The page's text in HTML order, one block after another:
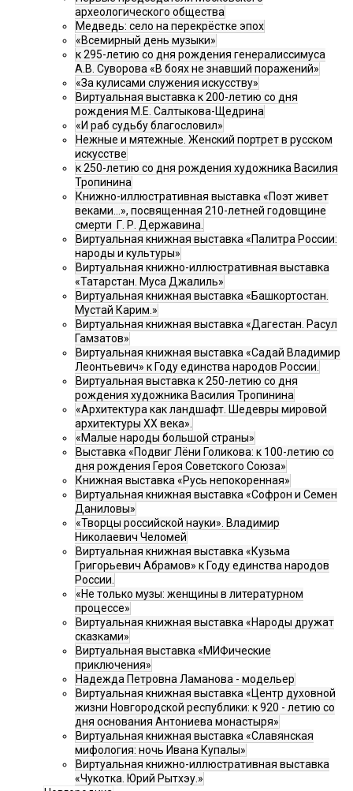
археологического общества
Медведь: село на перекрёстке эпох
«Всемирный день музыки»
к 295-летию со дня рождения генералиссимуса
А.В. Суворова «В боях не знавший поражений»
«За кулисами служения искусству»
Виртуальная выставка к 200-летию со дня
рождения М.Е. Салтыкова-Щедрина
«И раб судьбу благословил»
Нежные и мятежные. Женский портрет в русском
искусстве
к 250-летию со дня рождения художника Василия
Тропинина
Книжно-иллюстративная выставка «Поэт живет
веками…», посвященная 210-летней годовщине
смерти Г. Р. Державина.
Виртуальная книжная выставка «Палитра России:
народы и культуры»
Виртуальная книжно-иллюстративная выставка
«Татарстан. Муса Джалиль»
Виртуальная книжная выставка «Башкортостан.
Мустай Карим.»
Виртуальная книжная выставка «Дагестан. Расул
Гамзатов»
Виртуальная книжная выставка «Садай Владимир
Леонтьевич» к Году единства народов России.
Виртуальная выставка к 250-летию со дня
рождения художника Василия Тропинина
«Архитектура как ландшафт. Шедевры мировой
архитектуры XX века».
«Малые народы большой страны»
Выставка «Подвиг Лёни Голикова: к 100-летию со
дня рождения Героя Советского Союза»
Книжная выставка «Русь непокоренная»
Виртуальная книжная выставка «Софрон и Семен
Даниловы»
«Творцы российской науки». Владимир
Николаевич Челомей
Виртуальная книжная выставка «Кузьма
Григорьевич Абрамов» к Году единства народов
России.
«Не только музы: женщины в литературном
процессе»
Виртуальная книжная выставка «Народы дружат
сказками»
Виртуальная выставка «МИФические
приключения»
Надежда Петровна Ламанова - модельер
Виртуальная книжная выставка «Центр духовной
жизни Новгородской республики: к 920 - летию со
дня основания Антониева монастыря»
Виртуальная книжная выставка «Славянская
мифология: ночь Ивана Купалы»
Виртуальная книжно-иллюстративная выставка
«Чукотка. Юрий Рытхэу.»